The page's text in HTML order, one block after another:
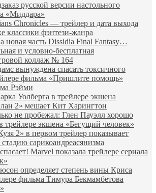
русской версии настольного
«Миддара»
Chronicles — трейлер и дата выхода
классики фэнтези-жанра
новая часть Dissidia Final Fantasy…
и условно-бесплатная
коллаж № 164
вынуждена спасать токсичного
фильма «Пришлите помощь»
Рэйми
Уолберга в трейлере экшена
2» мешает Кит Харингтон
не пробежал: Глен Пауэлл хорошо
трейлере экшена «Бегущий человек»
2» в первом трейлер показывает
сарикоандреасянизма
Marvel показала трейлере сериала
определяет степень вины Криса
фильма Тимура Бекмамбетова